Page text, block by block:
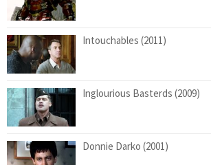
Intouchables (2011)
Inglourious Basterds (2009)
Donnie Darko (2001)